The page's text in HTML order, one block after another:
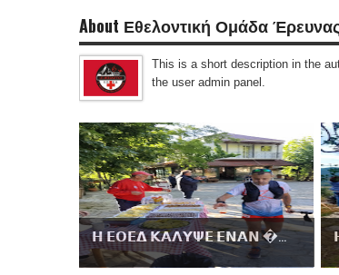
About Εθελοντική Ομάδα
This is a short description in the
the user admin panel.
𝝜 𝝚𝝤𝝚𝝙 𝝟𝝖𝝠𝝪𝝭𝝚 𝝚𝝢𝝖𝝢 ...